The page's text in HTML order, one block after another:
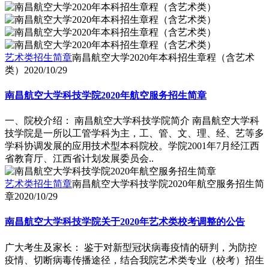
艺术类招生简章南昌航空大学2020年本科招生章程（含艺术
类） 2020/10/29
南昌航空大学科技学院2020年航空服务招生简章
一、院校介绍： 南昌航空大学科技学院简介 南昌航空大学科
技学院是一所以工管学科为主，工、管、文、理、经、艺等多
学科协调发展的应用技术型本科院校。学院2001年7月经江西
省教育厅、江西省计划发展委员会..
艺术类招生简章南昌航空大学科技学院2020年航空服务招生简
章2020/10/29
南昌航空大学科技学院关于2020年艺术类校考调整的公告
广大考生及家长： 鉴于对新型冠状病毒疫情的研判，为防控
疫情、切断病毒传播途径，结合我院艺术类专业（校考）招生